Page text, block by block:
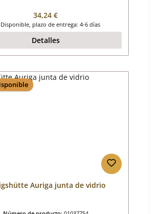
Precio normal:
34,24 €
Disponible, plazo de entrega: 4-6 días
Detalles
Auriga junta de vidrio